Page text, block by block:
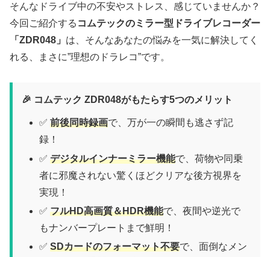
そんなドライブ中の不安やストレス、感じていませんか？
今回ご紹介する コムテックのミラー型ドライブレコーダー
「ZDR048」 は、そんなあなたの悩みを一気に解決してく
れる、まさに”理想のドラレコ”です。
🎉 コムテック ZDR048がもたらす5つのメリット
✅前後同時録画で、万が一の瞬間も逃さず記
録！
✅デジタルインナーミラー機能で、荷物や同乗
者に邪魔されない驚くほどクリアな後方視界を
実現！
✅フルHD高画質＆HDR機能で、夜間や逆光で
もナンバープレートまで鮮明！
✅SDカードのフォーマット不要で、面倒なメン